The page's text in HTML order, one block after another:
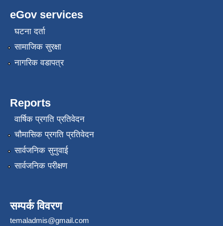
eGov services
घटना दर्ता
सामाजिक सुरक्षा
नागरिक वडापत्र
Reports
वार्षिक प्रगति प्रतिवेदन
चौमासिक प्रगति प्रतिवेदन
सार्वजनिक सुनुवाई
सार्वजनिक परीक्षण
सम्पर्क विवरण
temaladmis@gmail.com